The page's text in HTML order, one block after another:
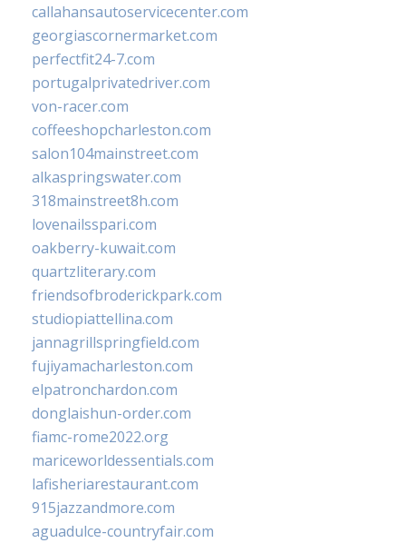
callahansautoservicecenter.com
georgiascornermarket.com
perfectfit24-7.com
portugalprivatedriver.com
von-racer.com
coffeeshopcharleston.com
salon104mainstreet.com
alkaspringswater.com
318mainstreet8h.com
lovenailsspari.com
oakberry-kuwait.com
quartzliterary.com
friendsofbroderickpark.com
studiopiattellina.com
jannagrillspringfield.com
fujiyamacharleston.com
elpatronchardon.com
donglaishun-order.com
fiamc-rome2022.org
mariceworldessentials.com
lafisheriarestaurant.com
915jazzandmore.com
aguadulce-countryfair.com